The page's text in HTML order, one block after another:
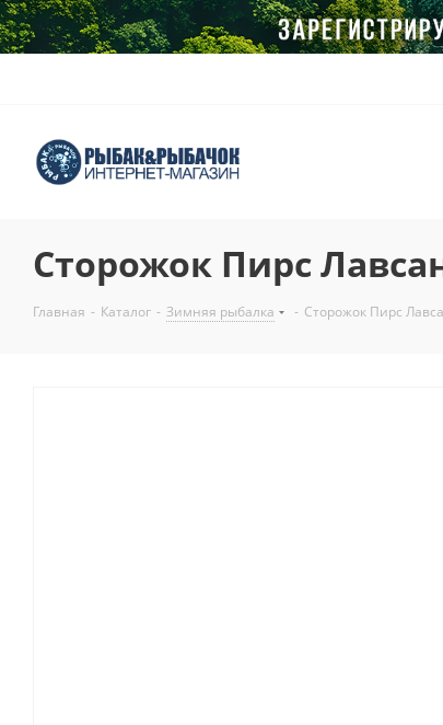
Сторожок Пирс
Главная - Каталог - Зимняя рыбалка - Сторожок Пирс